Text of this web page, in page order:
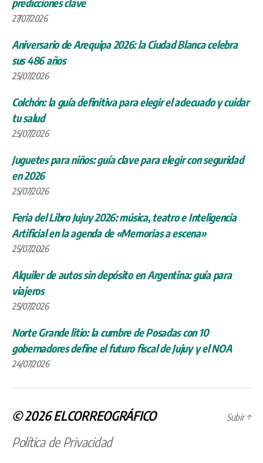
predicciones clave
27/07/2026
Aniversario de Arequipa 2026: la Ciudad Blanca celebra
sus 486 años
25/07/2026
Colchón: la guía definitiva para elegir el adecuado y cuidar
tu salud
25/07/2026
Juguetes para niños: guía clave para elegir con seguridad
en 2026
25/07/2026
Feria del Libro Jujuy 2026: música, teatro e Inteligencia
Artificial en la agenda de «Memorias a escena»
25/07/2026
Alquiler de autos sin depósito en Argentina: guía para
viajeros
25/07/2026
Norte Grande litio: la cumbre de Posadas con 10
gobernadores define el futuro fiscal de Jujuy y el NOA
24/07/2026
© 2026ELCORREOGRÁFICO
Política de Privacidad
Subir↑